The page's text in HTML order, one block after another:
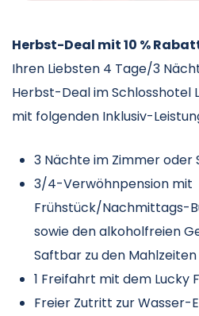
Herbst-Deal mit 10 %
Ihren Liebsten 4 Tage/3
Herbst-Deal im Schlosshotel
mit folgenden Inklusiv-
3 Nächte im Zimmer oder
3/4-Verwöhnpension mit
Frühstück/Nachmittags-
sowie den alkoholfreien
Saftbar zu den Mahlzeiten
1 Freifahrt mit dem Lucky
Freier Zutritt zur Wasser-